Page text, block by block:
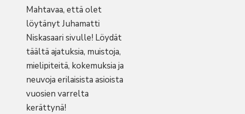
Mahtavaa, että olet
löytänyt Juhamatti
Niskasaari sivulle! Löydät
täältä ajatuksia, muistoja,
mielipiteitä, kokemuksia ja
neuvoja erilaisista asioista
vuosien varrelta
kerättynä!